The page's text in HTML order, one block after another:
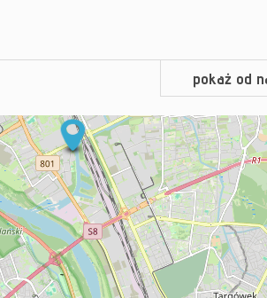
pokaż od